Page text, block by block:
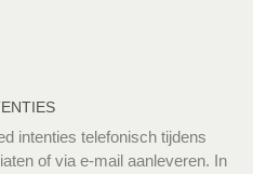
intenties telefonisch tijdens
of via e-mail aanleveren. In